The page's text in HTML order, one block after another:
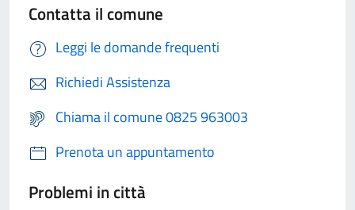
Contatta il comune
Leggi le domande frequenti
Richiedi Assistenza
Chiama il comune 0825 963003
Prenota un appuntamento
Problemi in città